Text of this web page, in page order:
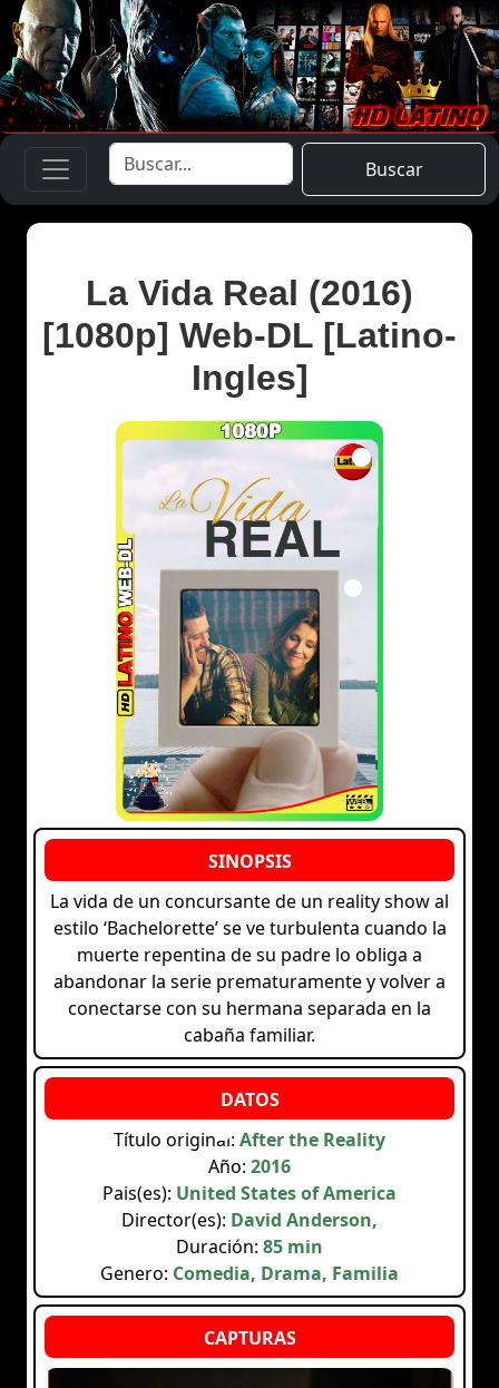
Buscar
La Vida Real (2016)
[1080p] Web-DL [Latino-
Ingles]
La vida de un concursante de un reality show al
estilo ‘Bachelorette’ se ve turbulenta cuando la
muerte repentina de su padre lo obliga a
abandonar la serie prematuramente y volver a
conectarse con su hermana separada en la
cabaña familiar.
Título original: After the Reality
Año: 2016
Pais(es): United States of America
Director(es): David Anderson,
Duración: 85 min
Genero: Comedia, Drama, Familia